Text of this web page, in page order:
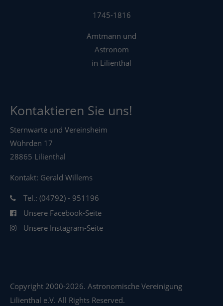
1745-1816
Amtmann und
Astronom
in Lilienthal
Kontaktieren Sie uns!
Sternwarte und Vereinsheim
Wührden 17
28865 Lilienthal
Kontakt: Gerald Willems
Tel.: (04792) - 951196
Unsere Facebook-Seite
Unsere Instagram-Seite
Copyright 2000-2026. Astronomische Vereinigung
Lilienthal e.V. All Rights Reserved.